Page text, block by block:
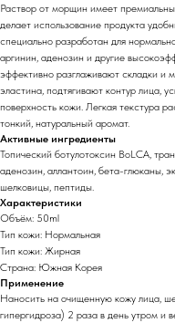
Раствор от морщин имеет
делает использование продукта
специально разработан для
аргинин, аденозин и другие
эффективно разглаживают складки и
эластина, подтягивают контур лица,
поверхность кожи. Легкая текстура
тонкий, натуральный аромат.
Активные ингредиенты
Топический ботулотоксин BoLCA,
аденозин, аллантоин, бета-глюканы,
шелковицы, пептиды.
Характеристики
Объём: 50ml
Тип кожи: Нормальная
Тип кожи: Жирная
Страна: Южная Корея
Применение
Наносить на очищенную кожу лица,
гипергидроза) 2 раза в день утром и